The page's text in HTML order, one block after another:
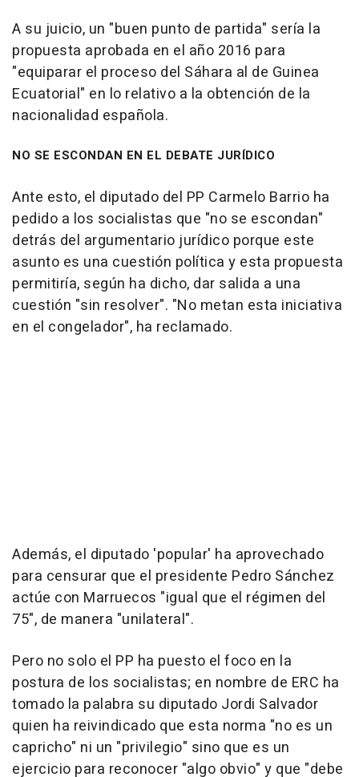
A su juicio, un "buen punto de partida" sería la
propuesta aprobada en el año 2016 para
"equiparar el proceso del Sáhara al de Guinea
Ecuatorial" en lo relativo a la obtención de la
nacionalidad española.
NO SE ESCONDAN EN EL DEBATE JURÍDICO
Ante esto, el diputado del PP Carmelo Barrio ha
pedido a los socialistas que "no se escondan"
detrás del argumentario jurídico porque este
asunto es una cuestión política y esta propuesta
permitiría, según ha dicho, dar salida a una
cuestión "sin resolver". "No metan esta iniciativa
en el congelador", ha reclamado.
Además, el diputado 'popular' ha aprovechado
para censurar que el presidente Pedro Sánchez
actúe con Marruecos "igual que el régimen del
75", de manera "unilateral".
Pero no solo el PP ha puesto el foco en la
postura de los socialistas; en nombre de ERC ha
tomado la palabra su diputado Jordi Salvador
quien ha reivindicado que esta norma "no es un
capricho" ni un "privilegio" sino que es un
ejercicio para reconocer "algo obvio" y que "debe